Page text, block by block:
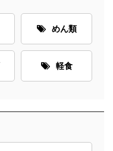
めん類
軽食